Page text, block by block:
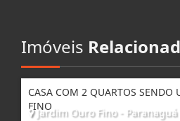
Imóveis
CASA COM 2 QUARTOS SENDO
FINO
Jardim Ouro Fino - Paranaguá